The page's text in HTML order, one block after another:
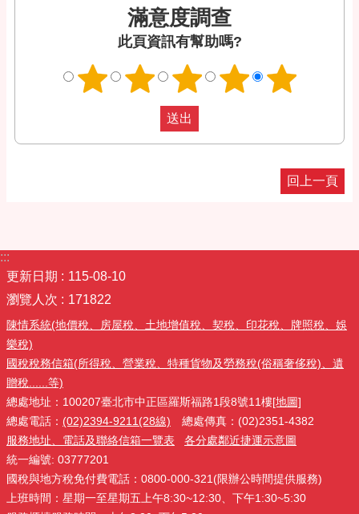
滿意度調查
此頁資訊有幫助嗎?
回上一頁
:::
更新日期
115-08-10
瀏覽人次
171822
陳情系統(地價稅、房屋稅、土地增值稅、契稅、印花稅、牌照稅、娛
樂稅)
國稅稅務信箱(所得稅、營業稅、特種貨物及勞務稅(俗稱奢侈稅)、遺
贈稅......等)
總處地址：100207臺北市中正區羅斯福路1段8號11樓[地圖]
總處電話： (02)2394-9211(28線) 總處傳真：(02)2351-4382
服務地址、電話及聯絡信箱一覽表
各分處鄰近捷運示意圖
統一編號: 03777201
國稅與地方稅免付費電話：0800-000-321(限辦公時間提供服務)
上班時間：星期一至星期五上午8:30~12:30、下午1:30~5:30